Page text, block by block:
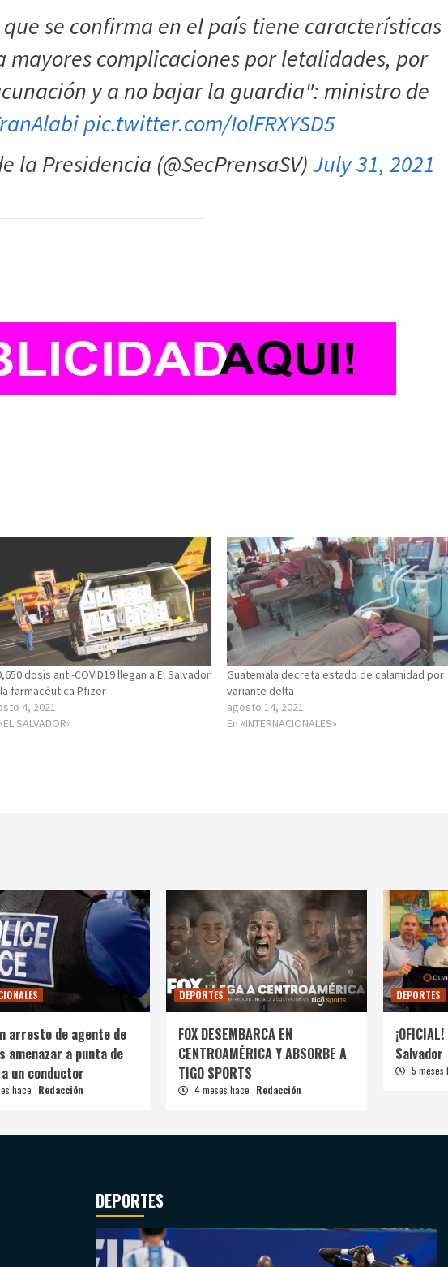
se confirma en el país tiene características
complicaciones por letalidades, por
y a no bajar la guardia": ministro de
pic.twitter.com/IolFRXYSD5
la Presidencia (@SecPrensaSV)July 31, 2021
dosis anti-COVID19 llegan a El Salvador
farmacéutica Pfizer
4, 2021
SALVADOR»
Guatemala decreta estado de calamidad por
variante delta
agosto 14, 2021
En «INTERNACIONALES»
arresto de agente de
amenazar a punta de
un conductor
hace Redacción
DEPORTES
FOX DESEMBARCA EN
CENTROAMÉRICA Y ABSORBE A
TIGO SPORTS
4 meses hace Redacción
DEPORTES
Salvador
5
DEPORTES